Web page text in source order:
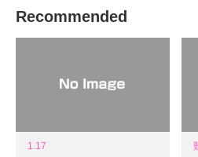
Recommended
1.17